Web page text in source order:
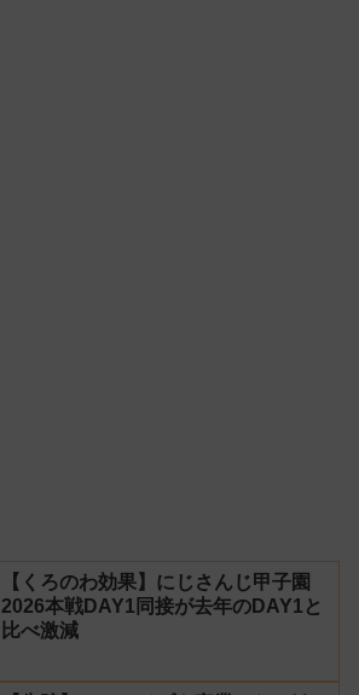
【くろのわ効果】にじさんじ甲子園
2026本戦DAY1同接が去年のDAY1と
比べ激減